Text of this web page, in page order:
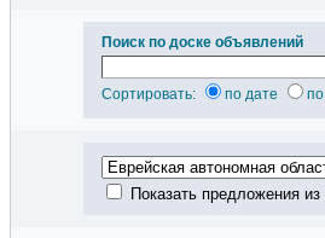
Поиск по доске объявлений
Сортировать: по дате
Показать предложения